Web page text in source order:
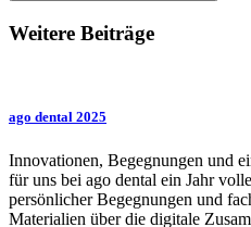
Weitere Beiträge
ago dental 2025
Innovationen, Begegnungen und
für uns bei ago dental ein Jahr
persönlicher Begegnungen und
Materialien über die digitale